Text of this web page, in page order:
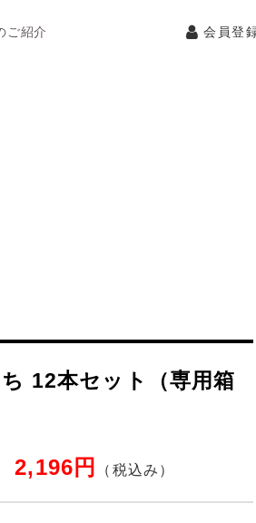
ご紹介 会員登
12本セット（専用箱
2,196円 （税込み）